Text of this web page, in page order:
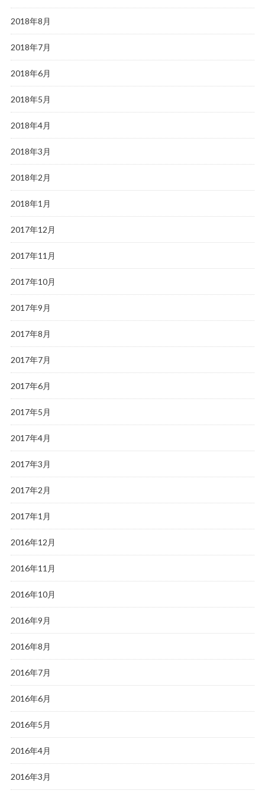
2018年8月
2018年7月
2018年6月
2018年5月
2018年4月
2018年3月
2018年2月
2018年1月
2017年12月
2017年11月
2017年10月
2017年9月
2017年8月
2017年7月
2017年6月
2017年5月
2017年4月
2017年3月
2017年2月
2017年1月
2016年12月
2016年11月
2016年10月
2016年9月
2016年8月
2016年7月
2016年6月
2016年5月
2016年4月
2016年3月